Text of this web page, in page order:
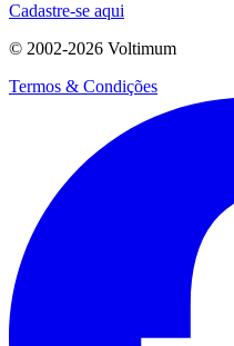
Cadastre-se aqui
© 2002-2026 Voltimum
Termos & Condições